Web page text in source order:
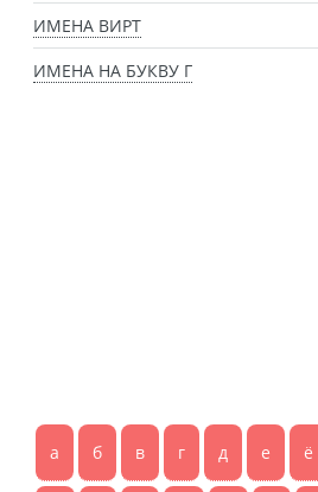
ИМЕНА ВИРТ
ИМЕНА НА БУКВУ Г
а б в г д е ё